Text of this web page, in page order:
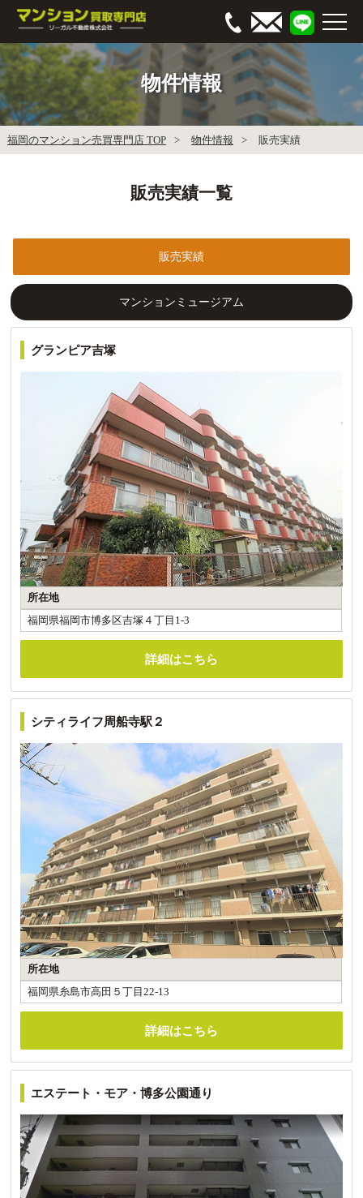
物件情報
福岡のマンション売買専門店 TOP 物件情報 販売実績
販売実績一覧
販売実績
マンションミュージアム
グランピア吉塚
所在地
福岡県福岡市博多区吉塚４丁目1-3
詳細はこちら
シティライフ周船寺駅２
所在地
福岡県糸島市高田５丁目22-13
詳細はこちら
エステート・モア・博多公園通り